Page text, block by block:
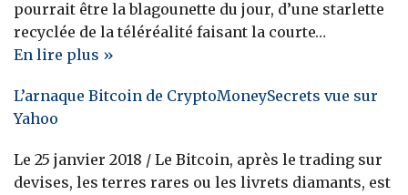
pourrait être la blagounette du jour, d’une starlette
recyclée de la téléréalité faisant la courte…
En lire plus »
L’arnaque Bitcoin de CryptoMoneySecrets vue sur
Yahoo
Le 25 janvier 2018 / Le Bitcoin, après le trading sur
devises, les terres rares ou les livrets diamants, est